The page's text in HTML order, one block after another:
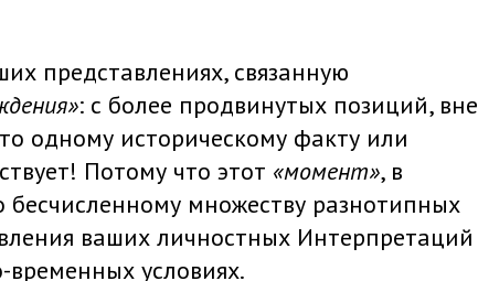
представлениях, связанную
: с более продвинутых позиций, вне
одному историческому факту или
Потому что этот «момент», в
бесчисленному множеству разнотипных
ваших личностных Интерпретаций
условиях.